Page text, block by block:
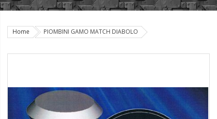
Home PIOMBINI GAMO MATCH DIABOLO